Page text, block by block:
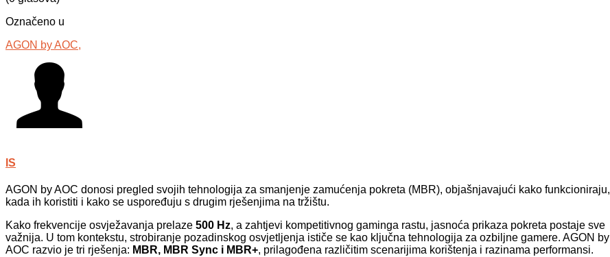
Označeno u
AGON by AOC,
IS
AGON by AOC donosi pregled svojih tehnologija za smanjenje zamućenja pokreta (MBR), objašnjavajući kako funkcioniraju,
kada ih koristiti i kako se uspoređuju s drugim rješenjima na tržištu.
Kako frekvencije osvježavanja prelaze 500 Hz, a zahtjevi kompetitivnog gaminga rastu, jasnoća prikaza pokreta postaje sve
važnija. U tom kontekstu, strobiranje pozadinskog osvjetljenja ističe se kao ključna tehnologija za ozbiljne gamere. AGON by
AOC razvio je tri rješenja: MBR, MBR Sync i MBR+, prilagođena različitim scenarijima korištenja i razinama performansi.